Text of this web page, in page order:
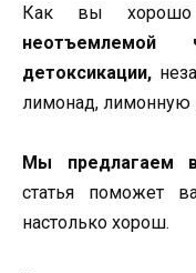
Как вы
детоксикации,
лимонад, лимонную
Мы предлагаем
статья поможет
настолько хорош.